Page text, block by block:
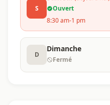
S
Ouvert
8:30 am-1 pm
D
Dimanche
Fermé